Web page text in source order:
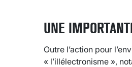
UNE
Outre l’action pour
« l’illélectronisme »,